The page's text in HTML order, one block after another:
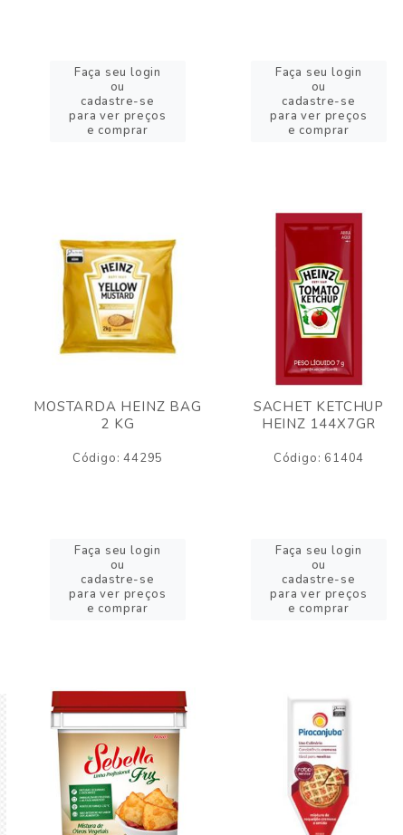
Faça seu login
ou
cadastre-se
para ver preços
e comprar
Faça seu login
ou
cadastre-se
para ver preços
e comprar
MOSTARDA HEINZ BAG
2 KG
Código: 44295
Faça seu login
ou
cadastre-se
para ver preços
e comprar
SACHET KETCHUP
HEINZ 144X7GR
Código: 61404
Faça seu login
ou
cadastre-se
para ver preços
e comprar